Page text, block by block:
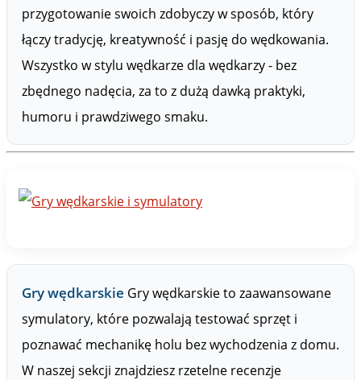
przygotowanie swoich zdobyczy w sposób, który
łączy tradycję, kreatywność i pasję do wędkowania.
Wszystko w stylu wędkarze dla wędkarzy - bez
zbędnego nadęcia, za to z dużą dawką praktyki,
humoru i prawdziwego smaku.
Gry wędkarskie Gry wędkarskie to zaawansowane
symulatory, które pozwalają testować sprzęt i
poznawać mechanikę holu bez wychodzenia z domu.
W naszej sekcji znajdziesz rzetelne recenzje